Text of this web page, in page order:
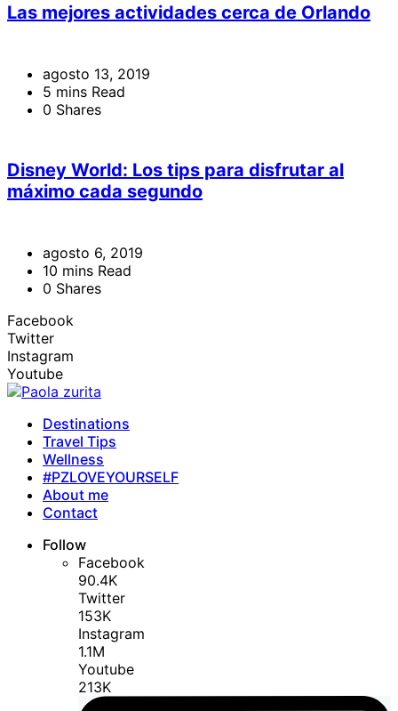
Las mejores actividades cerca de Orlando
agosto 13, 2019
5 mins Read
0 Shares
Disney World: Los tips para disfrutar al
máximo cada segundo
agosto 6, 2019
10 mins Read
0 Shares
Facebook
Twitter
Instagram
Youtube
Destinations
Travel Tips
Wellness
#PZLOVEYOURSELF
About me
Contact
Follow
Facebook
90.4K
Twitter
153K
Instagram
1.1M
Youtube
213K